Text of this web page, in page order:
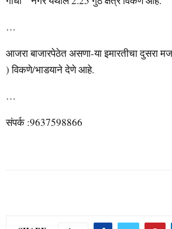
…
आजरा बाजारपेठेत असणा-या इमारतीचा दुसरा
) विकणे/भाडयाने देणे आहे.
…
संपर्क :9637598866